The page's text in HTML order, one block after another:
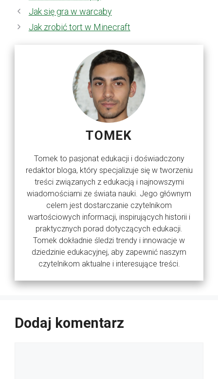
Jak się gra w warcaby
Jak zrobić tort w Minecraft
TOMEK
Tomek to pasjonat edukacji i doświadczony
redaktor bloga, który specjalizuje się w tworzeniu
treści związanych z edukacją i najnowszymi
wiadomościami ze świata nauki. Jego głównym
celem jest dostarczanie czytelnikom
wartościowych informacji, inspirujących historii i
praktycznych porad dotyczących edukacji.
Tomek dokładnie śledzi trendy i innowacje w
dziedzinie edukacyjnej, aby zapewnić naszym
czytelnikom aktualne i interesujące treści.
Dodaj komentarz